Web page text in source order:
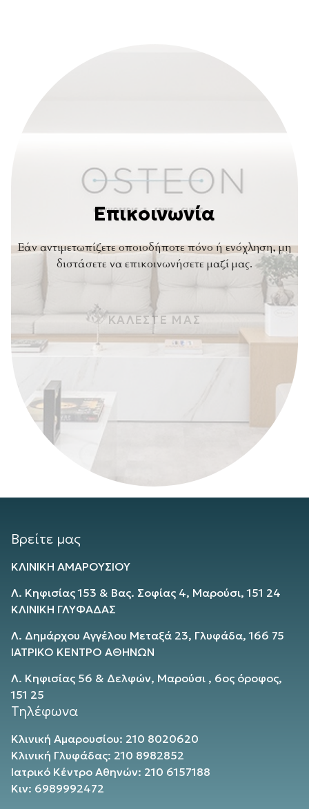
Επικοινωνία
Εάν αντιμετωπίζετε οποιοδήποτε πόνο ή ενόχληση, μη
διστάσετε να επικοινωνήσετε μαζί μας.
ΚΑΛΕΣΤΕ ΜΑΣ
Βρείτε μας
ΚΛΙΝΙΚΗ ΑΜΑΡΟΥΣΙΟΥ
Λ. Κηφισίας 153 & Βας. Σοφίας 4, Μαρούσι, 151 24
ΚΛΙΝΙΚΗ ΓΛΥΦΑΔΑΣ
Λ. Δημάρχου Αγγέλου Μεταξά 23, Γλυφάδα, 166 75
ΙΑΤΡΙΚΟ ΚΕΝΤΡΟ ΑΘΗΝΩΝ
Λ. Κηφισίας 56 & Δελφών, Μαρούσι , 6ος όροφος,
151 25
Τηλέφωνα
Κλινική Αμαρουσίου: 210 8020620
Κλινική Γλυφάδας: 210 8982852
Ιατρικό Κέντρο Αθηνών: 210 6157188
Κιν: 6989992472